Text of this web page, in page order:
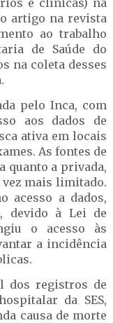
e clínicas) na
artigo na revista
ao trabalho
de Saúde do
na coleta desses
pelo Inca, com
aos dados de
ativa em locais
As fontes de
quanto a privada,
vez mais limitado.
acesso a dados,
devido à Lei de
o acesso às
a incidência
dos registros de
da SES,
causa de morte